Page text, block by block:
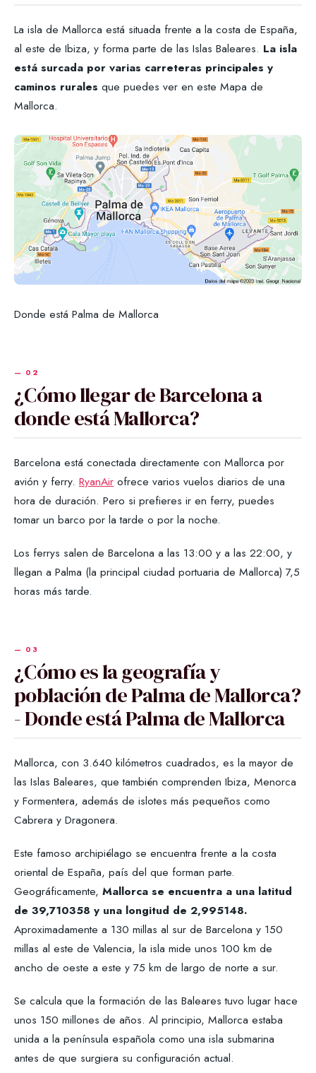
La isla de Mallorca está situada frente a la costa de España,
al este de Ibiza, y forma parte de las Islas Baleares. La isla
está surcada por varias carreteras principales y
caminos rurales que puedes ver en este Mapa de
Mallorca.
Donde está Palma de Mallorca
¿Cómo llegar de Barcelona a
donde está Mallorca?
Barcelona está conectada directamente con Mallorca por
avión y ferry. RyanAir ofrece varios vuelos diarios de una
hora de duración. Pero si prefieres ir en ferry, puedes
tomar un barco por la tarde o por la noche.
Los ferrys salen de Barcelona a las 13:00 y a las 22:00, y
llegan a Palma (la principal ciudad portuaria de Mallorca) 7,5
horas más tarde.
¿Cómo es la geografía y
población de Palma de Mallorca?
- Donde está Palma de Mallorca
Mallorca, con 3.640 kilómetros cuadrados, es la mayor de
las Islas Baleares, que también comprenden Ibiza, Menorca
y Formentera, además de islotes más pequeños como
Cabrera y Dragonera.
Este famoso archipiélago se encuentra frente a la costa
oriental de España, país del que forman parte.
Geográficamente, Mallorca se encuentra a una latitud
de 39,710358 y una longitud de 2,995148.
Aproximadamente a 130 millas al sur de Barcelona y 150
millas al este de Valencia, la isla mide unos 100 km de
ancho de oeste a este y 75 km de largo de norte a sur.
Se calcula que la formación de las Baleares tuvo lugar hace
unos 150 millones de años. Al principio, Mallorca estaba
unida a la península española como una isla submarina
antes de que surgiera su configuración actual.